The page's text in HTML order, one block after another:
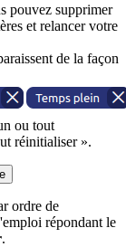
pouvez supprimer
et relancer votre
de la façon
ou tout
réinitialiser ».
ordre de
répondant le
.